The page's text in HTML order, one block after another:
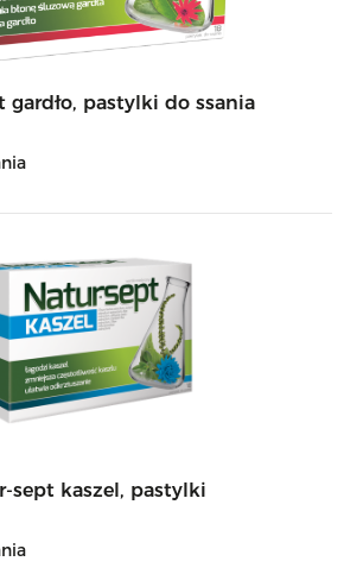
gardło, pastylki do ssania
sept kaszel, pastylki